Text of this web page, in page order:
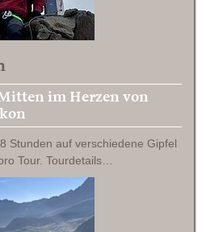
im Herzen von
Stunden auf verschiedene Gipfel
Tour. Tourdetails…